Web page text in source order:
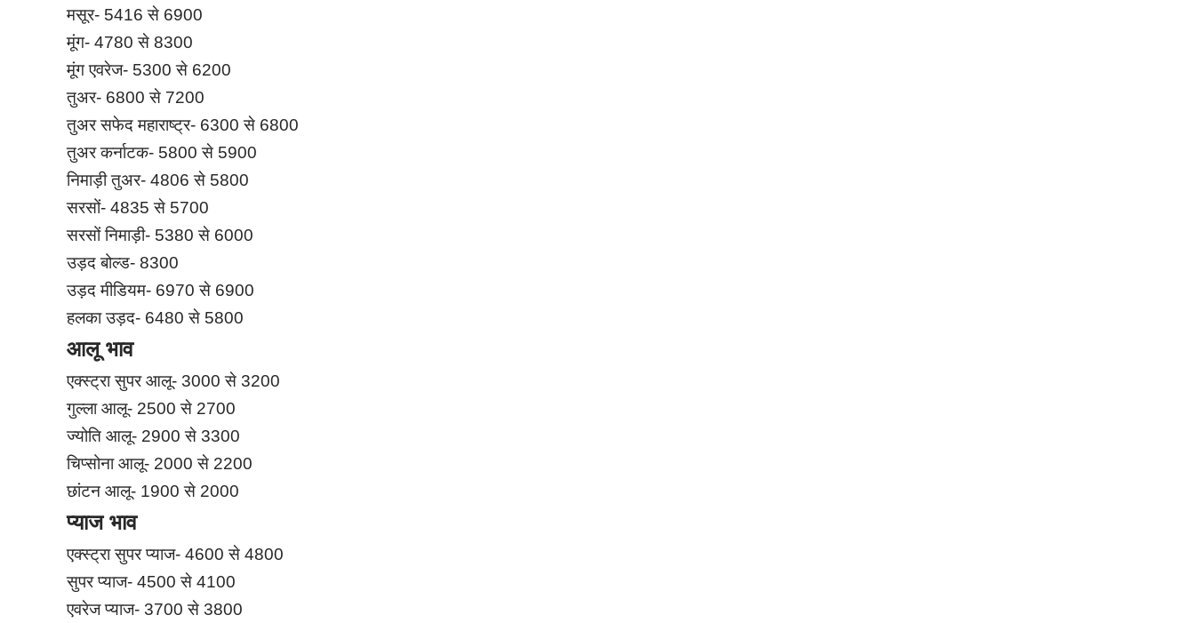
मसूर- 5416 से 6900
मूंग- 4780 से 8300
मूंग एवरेज- 5300 से 6200
तुअर- 6800 से 7200
तुअर सफेद महाराष्ट्र- 6300 से 6800
तुअर कर्नाटक- 5800 से 5900
निमाड़ी तुअर- 4806 से 5800
सरसों- 4835 से 5700
सरसों निमाड़ी- 5380 से 6000
उड़द बोल्ड- 8300
उड़द मीडियम- 6970 से 6900
हलका उड़द- 6480 से 5800
आलू भाव
एक्स्ट्रा सुपर आलू- 3000 से 3200
गुल्ला आलू- 2500 से 2700
ज्योति आलू- 2900 से 3300
चिप्सोना आलू- 2000 से 2200
छांटन आलू- 1900 से 2000
प्याज भाव
एक्स्ट्रा सुपर प्याज- 4600 से 4800
सुपर प्याज- 4500 से 4100
एवरेज प्याज- 3700 से 3800